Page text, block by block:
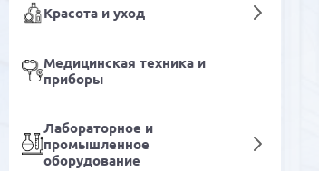
Красота и уход
Медицинская техника и
приборы
Лабораторное и
промышленное
оборудование